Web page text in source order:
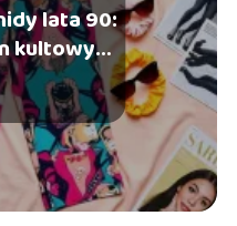
lata 90:
kultowy